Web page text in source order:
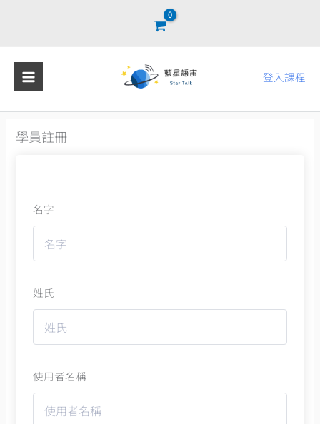
登入課程
學員註冊
名字
姓氏
使用者名稱